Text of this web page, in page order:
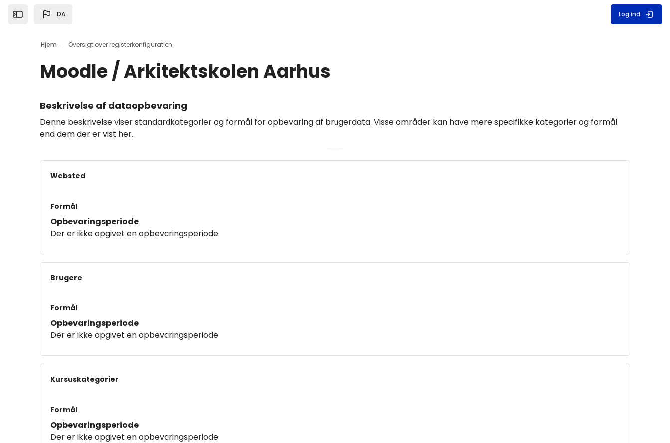
Open the sidebar
DA Log ind
Hjem Oversigt over registerkonfiguration
Moodle / Arkitektskolen Aarhus
Beskrivelse af dataopbevaring
Denne beskrivelse viser standardkategorier og formål for opbevaring af brugerdata. Visse områder kan have mere specifikke kategorier og formål
end dem der er vist her.
Websted
Formål
Opbevaringsperiode
Der er ikke opgivet en opbevaringsperiode
Brugere
Formål
Opbevaringsperiode
Der er ikke opgivet en opbevaringsperiode
Kursuskategorier
Formål
Opbevaringsperiode
Der er ikke opgivet en opbevaringsperiode